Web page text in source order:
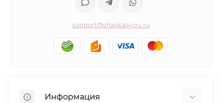
support@shapka4you.ru
Информация